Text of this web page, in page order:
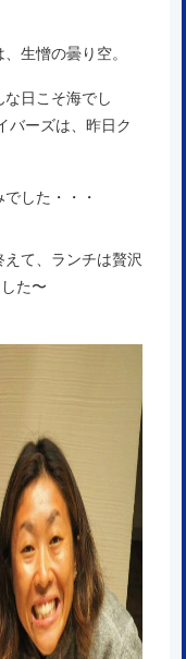
生憎の曇り空。
日こそ海でし
バーズは、昨日ク
した・・・
て、ランチは贅沢
た〜